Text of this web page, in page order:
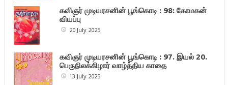
கவிஞர் முடியரசனின் பூங்கொடி : 98: கோமகன்
வியப்பு
20 July 2025
கவிஞர் முடியரசனின் பூங்கொடி : 97. இயல் 20.
பெருநிலக்கிழார் வாழ்த்திய காதை
13 July 2025